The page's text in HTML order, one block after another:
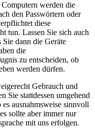
werden die
den Passwörtern oder
diese
tun. Lassen Sie sich auch
dann die Geräte
die
zu entscheiden, ob
werden dürfen.
Gebrauch und
Sie stattdessen umgehend
ausnahmsweise sinnvoll
sollte aber immer nur
mit uns erfolgen.